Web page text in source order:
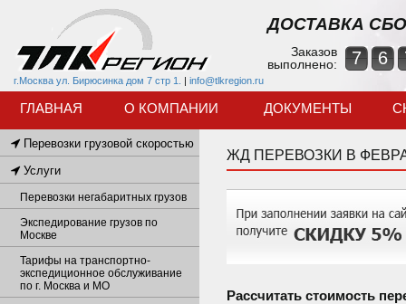
г.Москва ул. Бирюсинка дом 7 стр 1. | info@tlkregion.ru
ДОСТАВКА
Заказов
выполнено:
7 6
ГЛАВНАЯ О КОМПАНИИ ДОКУМЕНТЫ
ЖД ПЕРЕВОЗКИ В
Рассчитать стоимость
Перевозки грузовой скоростью
Услуги
Перевозки негабаритных грузов
Экспедирование грузов по
Москве
Тарифы на транспортно-
экспедиционное обслуживание
по г. Москва и МО